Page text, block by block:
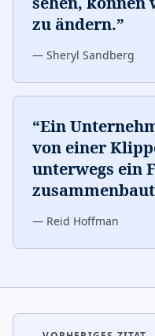
zu ändern.”
— Sheryl Sandberg
“Ein
von einer
unterwegs ein
— Reid Hoffman